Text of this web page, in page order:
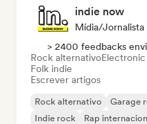
indie now
Mídia/Jornalista
> 2400 feedbacks
Rock alternativo
Folk indie
Escrever artigos
Rock alternativo Garage
Indie rock
Rap